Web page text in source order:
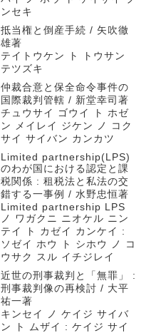
ンセキ
抵当権と倒産手続 / 矢吹徹
雄著
テイトウケン ト トウサン
テツズキ
仲裁合意と保全命令事件の
国際裁判管轄 / 新堂幸司著
チュウサイ ゴウイ ト ホゼ
ン メイレイ ジケン ノ コク
サイ サイバン カンカツ
Limited partnership(LPS)
のわが国における認定と課
税関係 : 租税法と私法の交
錯する一事例 / 水野忠恒著
Limited partnership LPS
ノ ワガクニ ニオケル ニン
テイ ト カゼイ カンケイ :
ソゼイ ホウ ト シホウ ノ コ
ウサク スル イチジレイ
近世の刑事裁判と「無罪」 :
刑事裁判像の再検討 / 大平
祐一著
キンセイ ノ ケイジ サイバ
ン ト ムザイ : ケイジ サイ